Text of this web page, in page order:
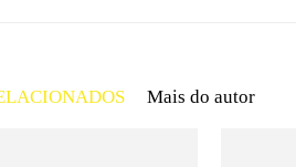
Mais do autor